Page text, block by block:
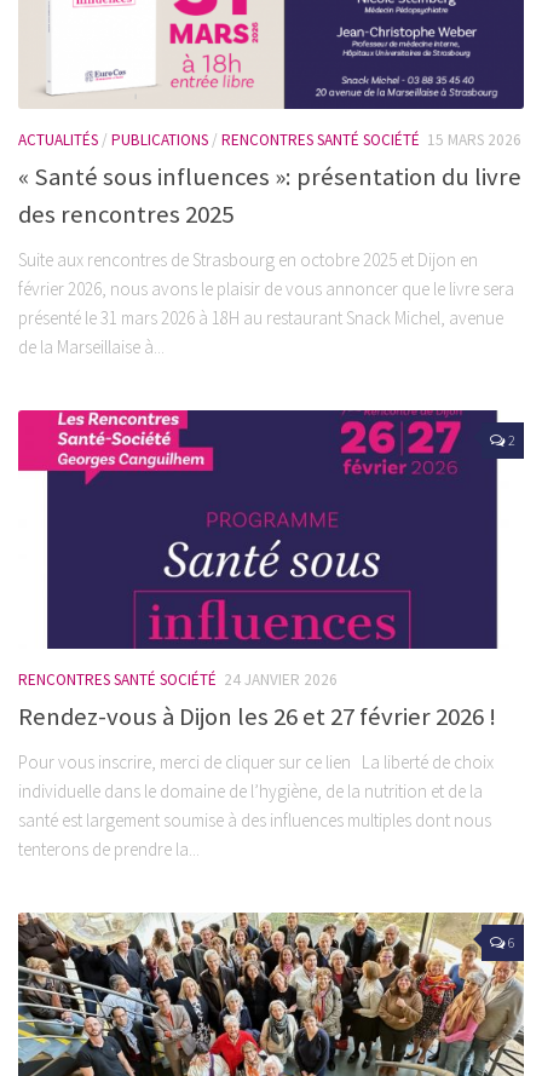
ACTUALITÉS / PUBLICATIONS / RENCONTRES SANTÉ SOCIÉTÉ 15 MARS 2026
« Santé sous influences »: présentation du livre
des rencontres 2025
Suite aux rencontres de Strasbourg en octobre 2025 et Dijon en
février 2026, nous avons le plaisir de vous annoncer que le livre sera
présenté le 31 mars 2026 à 18H au restaurant Snack Michel, avenue
de la Marseillaise à...
2
RENCONTRES SANTÉ SOCIÉTÉ 24 JANVIER 2026
Rendez-vous à Dijon les 26 et 27 février 2026 !
Pour vous inscrire, merci de cliquer sur ce lien La liberté de choix
individuelle dans le domaine de l’hygiène, de la nutrition et de la
santé est largement soumise à des influences multiples dont nous
tenterons de prendre la...
6